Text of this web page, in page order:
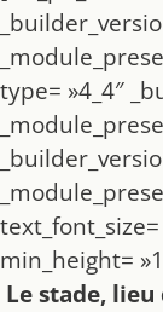
type= »4_4″
min_height=
Le stade,